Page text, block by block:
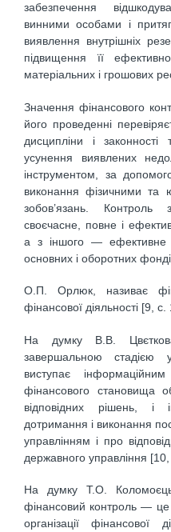
забезпечення
винними особами і
виявлення внутрішніх
підвищення її
матеріальних і грошових
Значення фінансового
його проведенні
дисципліни і
усунення виявлених
інструментом, за
виконання фізичними та
зобов’язань.
своєчасне, повне і
а з іншого — ефективне
основних і оборотних
О.П. Орлюк, називає
фінансової діяльності [9, с.
На думку В.В.
завершальною стадією
виступає
фінансового становища
відповідних рішень, і
дотримання і виконання
управлінням і про
державного управління [10,
На думку Т.О.
фінансовий контроль — це
організації